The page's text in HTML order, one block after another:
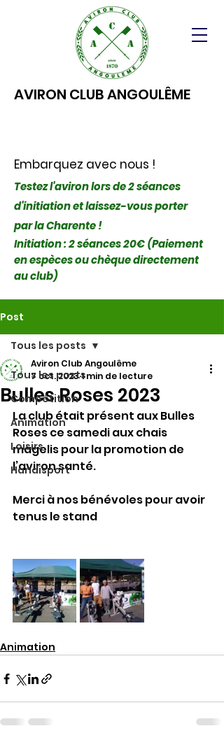
AVIRON CLUB ANGOULÊME
Embarquez avec nous !
Testez l'aviron lors de 2 séances
d'initiation et laissez-vous porter
par la Charente !
Initiation : 2 séances 20€ (Paiement
en espèces ou chèque directement
au club)
Post
Tous les posts
Compétition
Animation
Loisirs
Handisport
Tous les posts
Bulles Roses 2023
Aviron Club Angoulême
7 oct. 20231 min de lecture
La club était présent aux Bulles
Roses ce samedi aux chais
magelis pour la promotion de
l’aviron santé.
Merci à nos bénévoles pour avoir
tenus le stand
Animation